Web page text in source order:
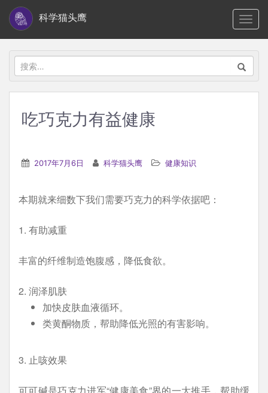
i
科学猫头鹰
搜
索：
吃巧克力有益健康
2017年7月6日 科学猫头鹰 健康知识
本期就来细数下我们需要巧克力的科学依据吧：
1. 有助减重
丰富的纤维制造饱腹感，降低食欲。
2. 润泽肌肤
加快皮肤血液循环。
类黄酮物质，帮助降低光照的有害影响。
3. 止咳效果